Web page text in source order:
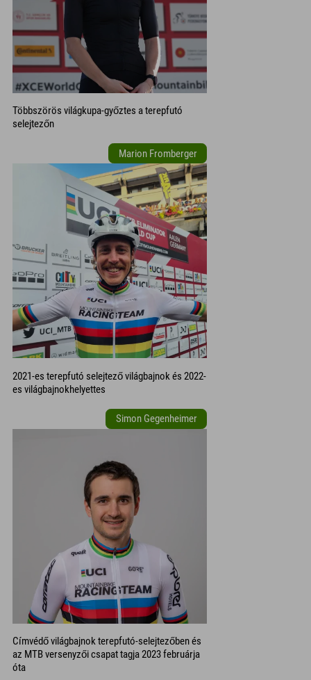
Többszörös világkupa-győztes a terepfutó
selejtezőn
Marion Fromberger
2021-es terepfutó selejtező világbajnok és 2022-
es világbajnokhelyettes
Simon Gegenheimer
Címvédő világbajnok terepfutó-selejtezőben és
az MTB versenyzői csapat tagja 2023 februárja
óta